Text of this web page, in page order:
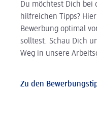
Du möchtest Dich bei
hilfreichen Tipps?
Bewerbung optimal
solltest. Schau Dich
Weg in unsere
Zu den